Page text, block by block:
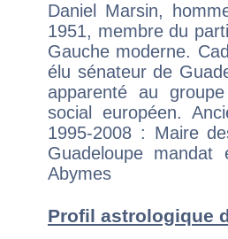
Daniel Marsin,
1951, membre du
Gauche moderne.
élu sénateur de
apparenté au
social européen.
1995-2008 : Maire
Guadeloupe mandat
Abymes
Profil astrologique